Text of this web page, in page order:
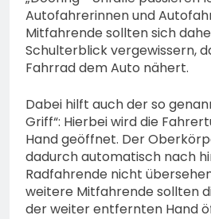
Autofahrerinnen und
Mitfahrende sollten sich
Schulterblick vergewissern,
Fahrrad dem Auto nähert.
Dabei hilft auch der so
Griff“: Hierbei wird die
Hand geöffnet. Der
dadurch automatisch nach
Radfahrende nicht
weitere Mitfahrende sollten
der weiter entfernten Hand